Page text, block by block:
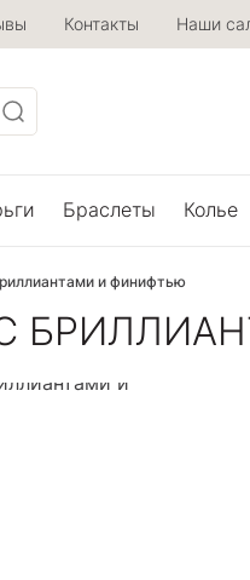
Контакты Наши
Браслеты Колье
и финифтью